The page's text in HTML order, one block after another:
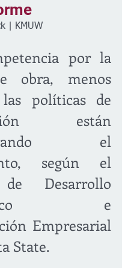
| KMUW
por la
obra, menos
políticas de
están
el
según el
Desarrollo
e
Empresarial
State.